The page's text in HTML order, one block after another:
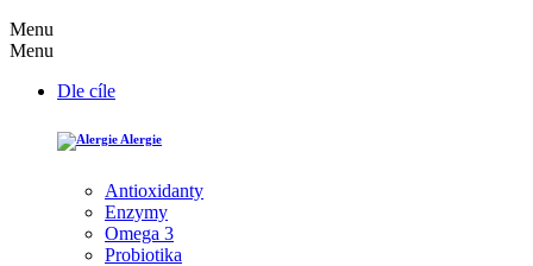
Menu
Menu
Dle cíle
Alergie
Antioxidanty
Enzymy
Omega 3
Probiotika